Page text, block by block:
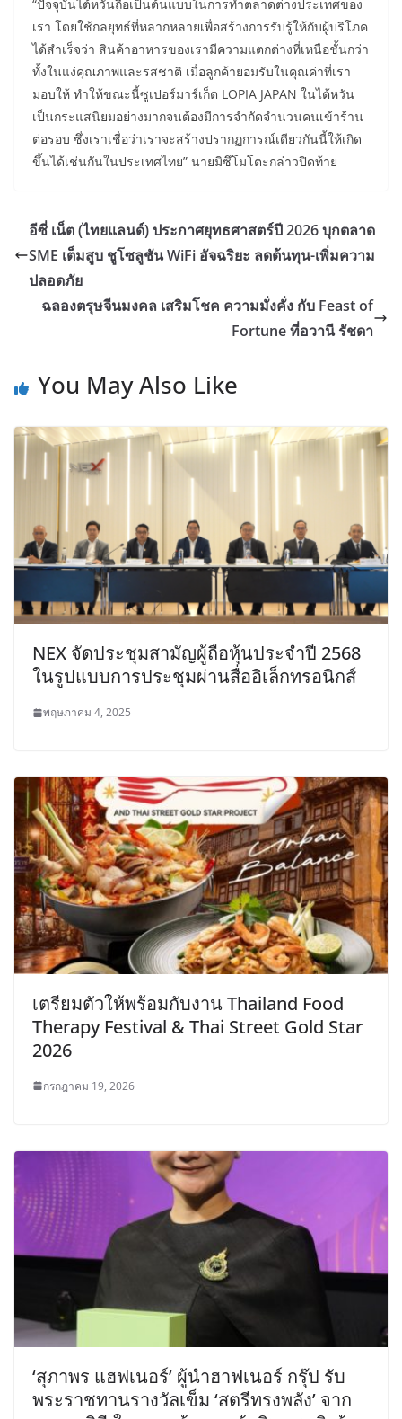
“ปัจจุบันไต้หวันถือเป็นต้นแบบในการทำตลาดต่างประเทศของ
เรา โดยใช้กลยุทธ์ที่หลากหลายเพื่อสร้างการรับรู้ให้กับผู้บริโภค
ได้สำเร็จว่า สินค้าอาหารของเรามีความแตกต่างที่เหนือชั้นกว่า
ทั้งในแง่คุณภาพและรสชาติ เมื่อลูกค้ายอมรับในคุณค่าที่เรา
มอบให้ ทำให้ขณะนี้ซูเปอร์มาร์เก็ต LOPIA JAPAN ในไต้หวัน
เป็นกระแสนิยมอย่างมากจนต้องมีการจำกัดจำนวนคนเข้าร้าน
ต่อรอบ ซึ่งเราเชื่อว่าเราจะสร้างปรากฏการณ์เดียวกันนี้ให้เกิด
ขึ้นได้เช่นกันในประเทศไทย” นายมิซึโมโตะกล่าวปิดท้าย
อีซี่ เน็ต (ไทยแลนด์) ประกาศยุทธศาสตร์ปี 2026 บุกตลาด
SME เต็มสูบ ชูโซลูชัน WiFi อัจฉริยะ ลดต้นทุน-เพิ่มความ
ปลอดภัย
ฉลองตรุษจีนมงคล เสริมโชค ความมั่งคั่ง กับ Feast of
Fortune ที่อวานี รัชดา
You May Also Like
NEX จัดประชุมสามัญผู้ถือหุ้นประจำปี 2568
ในรูปแบบการประชุมผ่านสื่ออิเล็กทรอนิกส์
พฤษภาคม 4, 2025
เตรียมตัวให้พร้อมกับงาน Thailand Food
Therapy Festival & Thai Street Gold Star
2026
กรกฎาคม 19, 2026
‘สุภาพร แฮฟเนอร์’ ผู้นำฮาฟเนอร์ กรุ๊ป รับ
พระราชทานรางวัลเข็ม ‘สตรีทรงพลัง’ จาก